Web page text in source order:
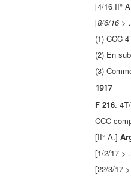
[4/16 II°
[8/6/16>
(1) CCC
(2) En
(3)
1917
F 216.
CCC
[II° A.]
[1/2/17
[22/3/17